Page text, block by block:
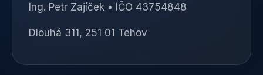
Ing. Petr Zajíček • IČO 43754848
Dlouhá 311, 251 01 Tehov